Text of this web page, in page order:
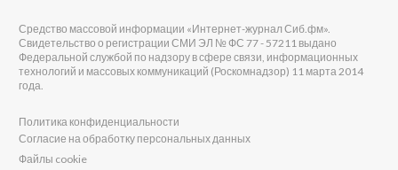
Средство массовой информации «Интернет-журнал Сиб.фм».
Свидетельство о регистрации СМИ ЭЛ № ФС 77 - 57211 выдано
Федеральной службой по надзору в сфере связи, информационных
технологий и массовых коммуникаций (Роскомнадзор) 11 марта 2014
года.
Политика конфиденциальности
Согласие на обработку персональных данных
Файлы cookie